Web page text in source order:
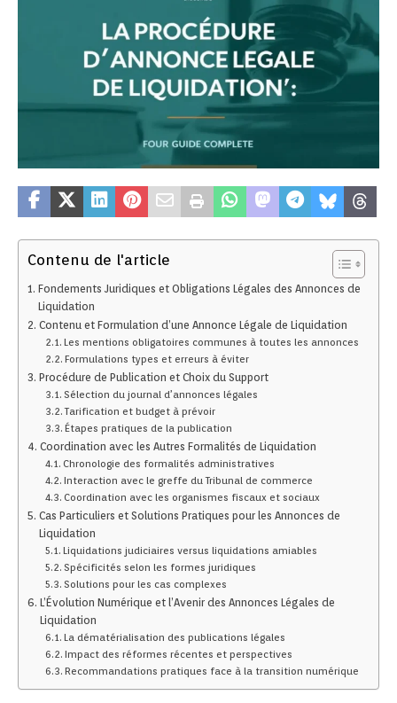
Contenu de l'article
Fondements Juridiques et Obligations Légales des Annonces de
Liquidation
Contenu et Formulation d’une Annonce Légale de Liquidation
Les mentions obligatoires communes à toutes les annonces
Formulations types et erreurs à éviter
Procédure de Publication et Choix du Support
Sélection du journal d’annonces légales
Tarification et budget à prévoir
Étapes pratiques de la publication
Coordination avec les Autres Formalités de Liquidation
Chronologie des formalités administratives
Interaction avec le greffe du Tribunal de commerce
Coordination avec les organismes fiscaux et sociaux
Cas Particuliers et Solutions Pratiques pour les Annonces de
Liquidation
Liquidations judiciaires versus liquidations amiables
Spécificités selon les formes juridiques
Solutions pour les cas complexes
L’Évolution Numérique et l’Avenir des Annonces Légales de
Liquidation
La dématérialisation des publications légales
Impact des réformes récentes et perspectives
Recommandations pratiques face à la transition numérique